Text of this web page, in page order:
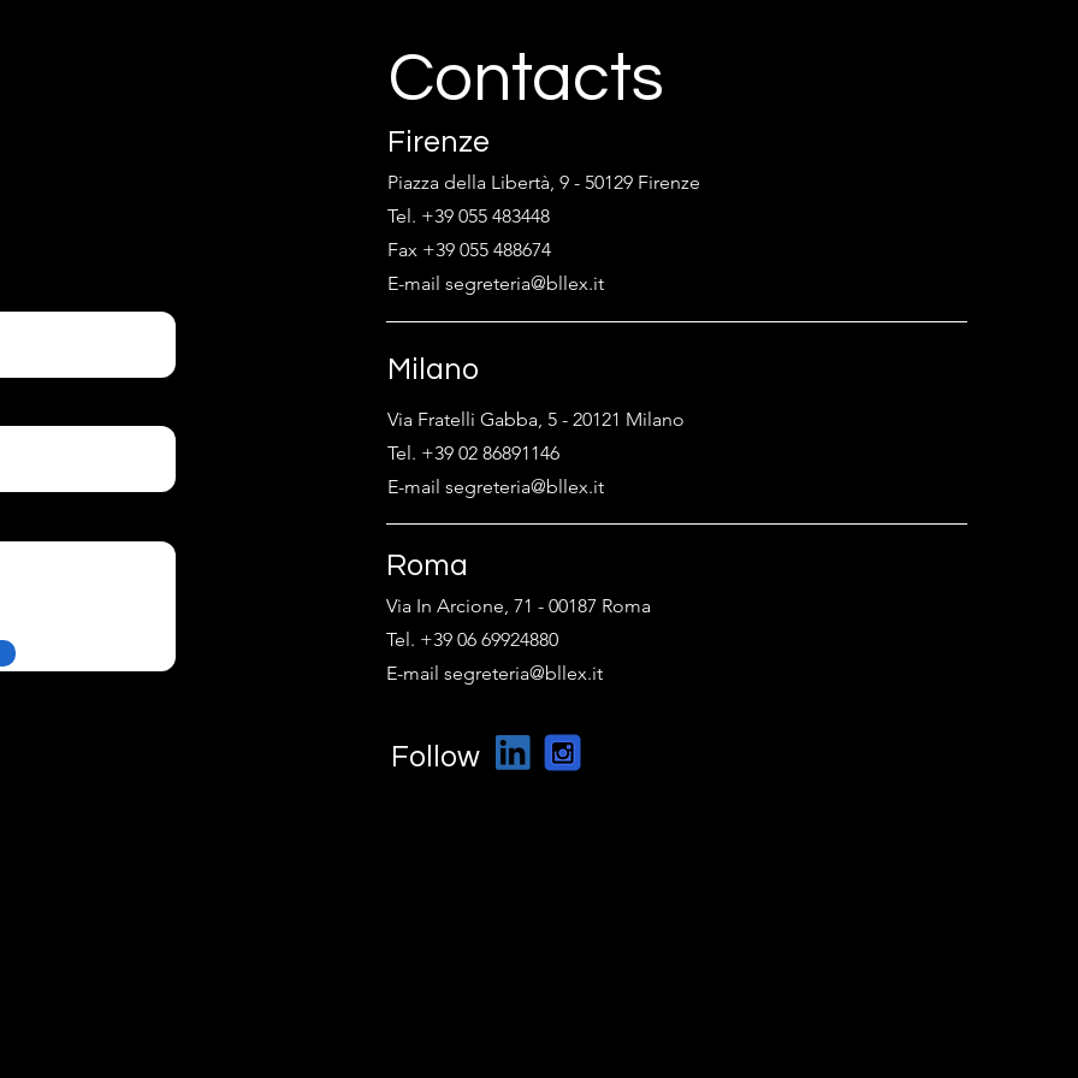
Contacts
Firenze
Piazza della Libertà, 9 - 50129 Firenze
Tel. +39 055 483448
Fax +39 055 488674
E-mail segreteria@bllex.it
Milano
Via Fratelli Gabba, 5 - 20121 Milano
Tel. +39 02 86891146
E-mail segreteria@bllex.it
Roma
Via In Arcione, 71 - 00187 Roma
Tel. +39 06 69924880
E-mail segreteria@bllex.it
Follow